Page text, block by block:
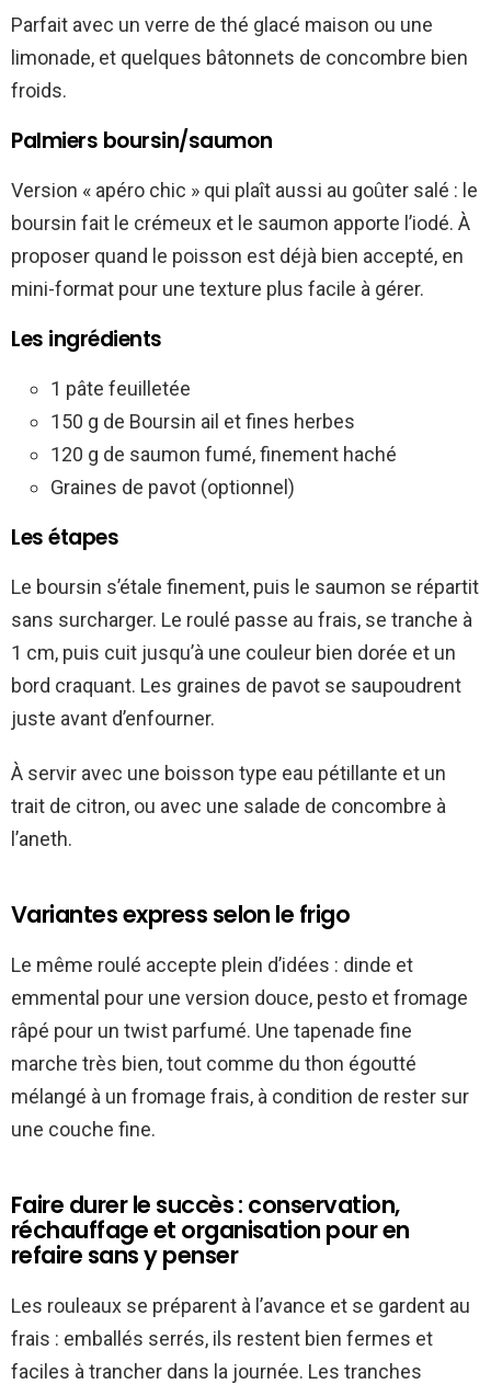
Parfait avec un verre de thé glacé maison ou une
limonade, et quelques bâtonnets de concombre bien
froids.
Palmiers boursin/saumon
Version « apéro chic » qui plaît aussi au goûter salé : le
boursin fait le crémeux et le saumon apporte l’iodé. À
proposer quand le poisson est déjà bien accepté, en
mini-format pour une texture plus facile à gérer.
Les ingrédients
1 pâte feuilletée
150 g de Boursin ail et fines herbes
120 g de saumon fumé, finement haché
Graines de pavot (optionnel)
Les étapes
Le boursin s’étale finement, puis le saumon se répartit
sans surcharger. Le roulé passe au frais, se tranche à
1 cm, puis cuit jusqu’à une couleur bien dorée et un
bord craquant. Les graines de pavot se saupoudrent
juste avant d’enfourner.
À servir avec une boisson type eau pétillante et un
trait de citron, ou avec une salade de concombre à
l’aneth.
Variantes express selon le frigo
Le même roulé accepte plein d’idées : dinde et
emmental pour une version douce, pesto et fromage
râpé pour un twist parfumé. Une tapenade fine
marche très bien, tout comme du thon égoutté
mélangé à un fromage frais, à condition de rester sur
une couche fine.
Faire durer le succès : conservation,
réchauffage et organisation pour en
refaire sans y penser
Les rouleaux se préparent à l’avance et se gardent au
frais : emballés serrés, ils restent bien fermes et
faciles à trancher dans la journée. Les tranches